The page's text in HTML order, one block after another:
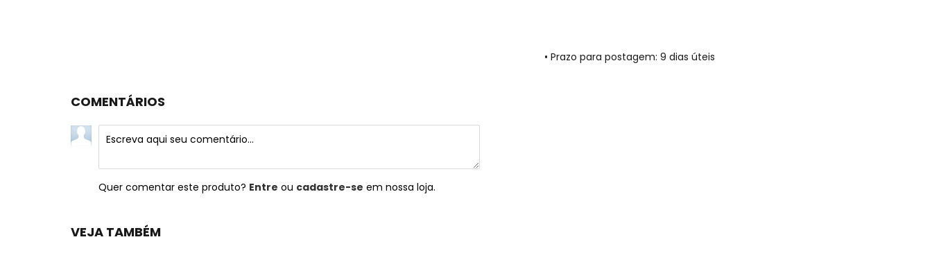
• Prazo para postagem: 9 dias úteis
COMENTÁRIOS
Quer comentar este produto? Entre ou cadastre-se em nossa loja.
VEJA TAMBÉM